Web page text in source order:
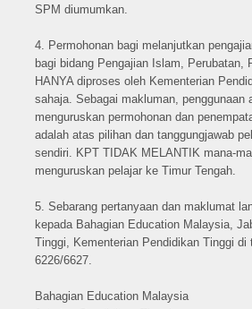
SPM diumumkan.
4. Permohonan bagi melanjutkan
bagi bidang Pengajian Islam, Perubatan,
HANYA diproses oleh Kementerian
sahaja. Sebagai makluman, penggunaan
menguruskan permohonan dan
adalah atas pilihan dan tanggungjawab
sendiri. KPT TIDAK MELANTIK mana-
menguruskan pelajar ke Timur Tengah.
5. Sebarang pertanyaan dan maklumat
kepada Bahagian Education Malaysia,
Tinggi, Kementerian Pendidikan Tinggi di
6226/6627.
Bahagian Education Malaysia